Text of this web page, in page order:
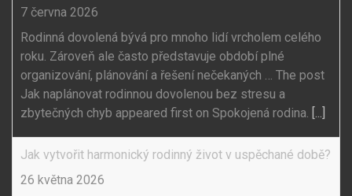
7 června 2026
Rodinná dovolená bývá pro mnoho lidí vrcholem celého
roku. Zároveň ale často představuje období plné
organizování, plánování a řešení nečekaných … The post
Jak naplánovat rodinnou dovolenou bez stresu a
zbytečných chyb appeared first on Spokojená rodina. [...]
Jak vytvořit harmonický rodinný život v uspěchané době?
26 května 2026